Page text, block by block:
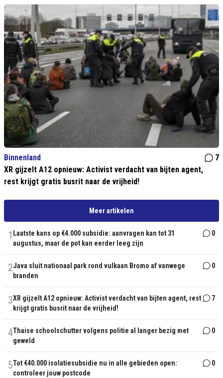
Binnenland
7
XR gijzelt A12 opnieuw: Activist verdacht van bijten agent,
rest krijgt gratis busrit naar de vrijheid!
Meer artikelen
1 Laatste kans op €4.000 subsidie: aanvragen kan tot 31
augustus, maar de pot kan eerder leeg zijn
0
2Java sluit nationaal park rond vulkaan Bromo af vanwege
branden
0
3XR gijzelt A12 opnieuw: Activist verdacht van bijten agent, rest
krijgt gratis busrit naar de vrijheid!
7
4Thaise schoolschutter volgens politie al langer bezig met
geweld
0
5Tot €40.000 isolatiesubsidie nu in alle gebieden open:
controleer jouw postcode
0